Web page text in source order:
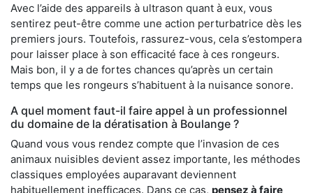
Avec l’aide des appareils à ultrason quant à eux, vous
sentirez peut-être comme une action perturbatrice dès les
premiers jours. Toutefois, rassurez-vous, cela s’estompera
pour laisser place à son efficacité face à ces rongeurs.
Mais bon, il y a de fortes chances qu’après un certain
temps que les rongeurs s’habituent à la nuisance sonore.
A quel moment faut-il faire appel à un professionnel
du domaine de la dératisation à Boulange ?
Quand vous vous rendez compte que l’invasion de ces
animaux nuisibles devient assez importante, les méthodes
classiques employées auparavant deviennent
habituellement inefficaces. Dans ce cas, pensez à faire